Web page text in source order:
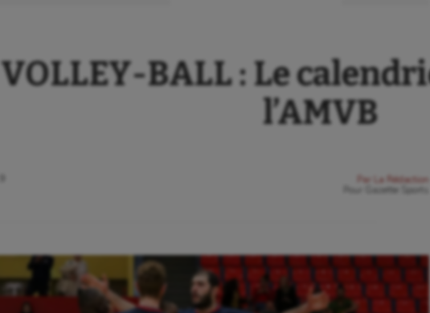
VOLLEY-BALL : Le
l’AMVB
Par
La Rédaction
Gazette Sports